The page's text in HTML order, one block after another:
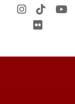
LinkedinInstagram
TiTok